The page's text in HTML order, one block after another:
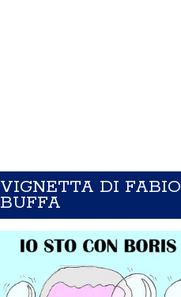
VIGNETTA DI FABIO
BUFFA